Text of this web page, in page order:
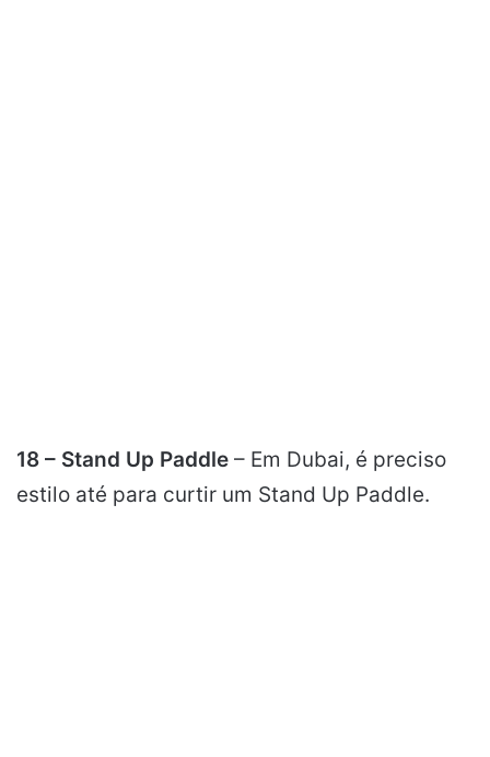
18 – Stand Up Paddle – Em Dubai, é preciso
estilo até para curtir um Stand Up Paddle.